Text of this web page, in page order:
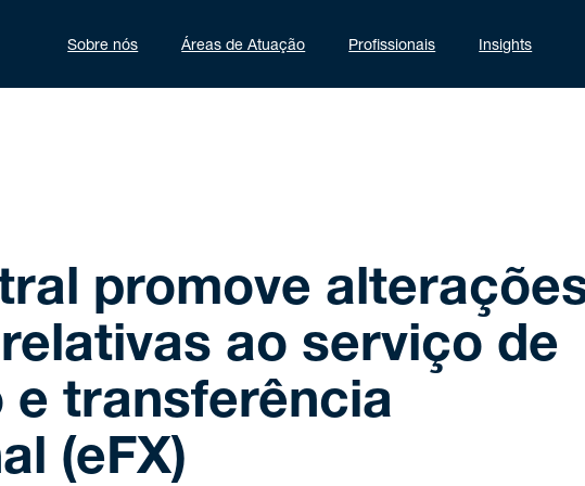
Sobre nós Áreas de Atuação Profissionais Insights
promove
ao serviço de
e transferência
(eFX)